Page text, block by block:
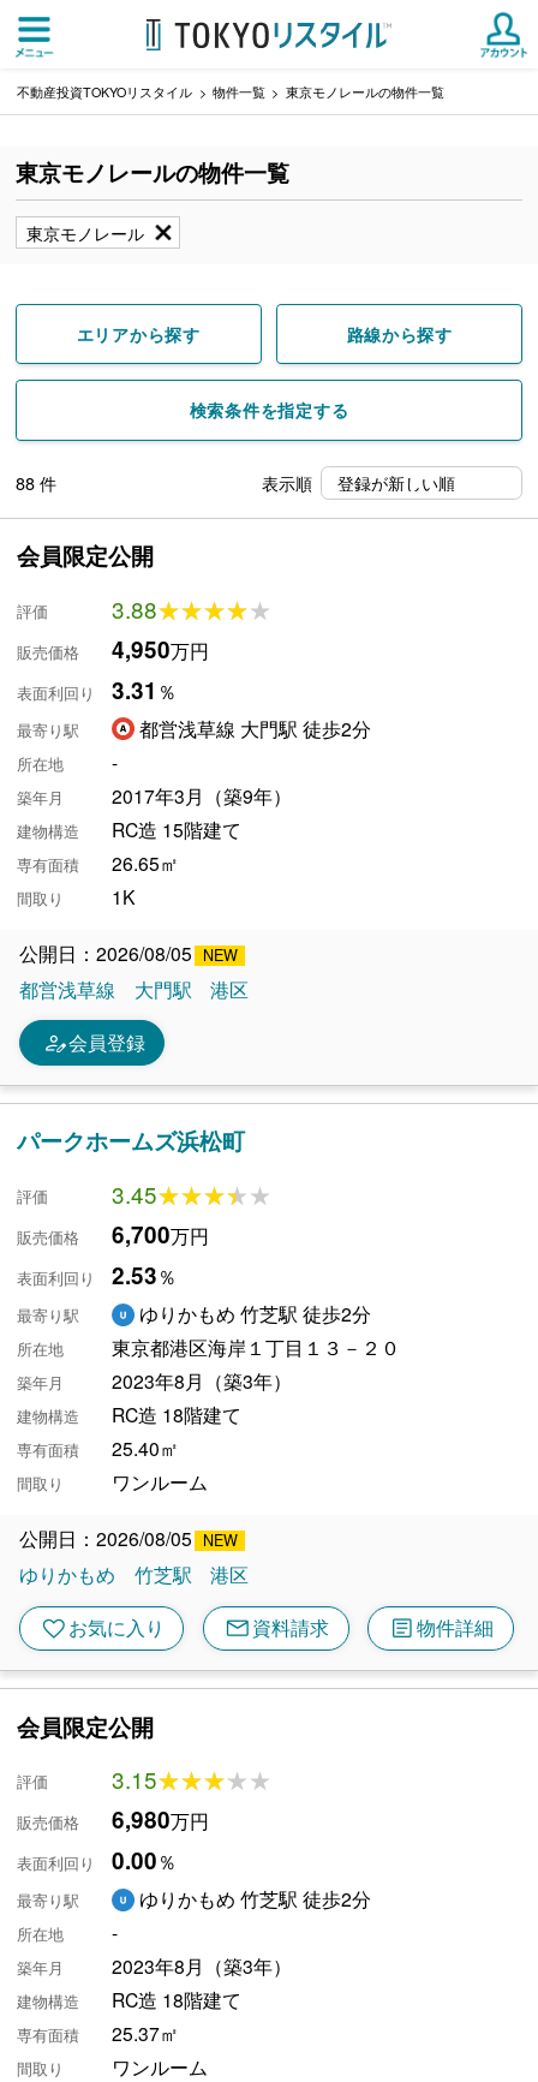
不動産投資TOKYOリスタイル 物件一覧 東京モノレールの物件一覧
東京モノレールの物件一覧
東京モノレール
エリアから探す 路線から探す
検索条件を指定する
88件 表示順
会員限定公開
評価 3.88★★★★★
★★★★★
販売価格 4,950万円
表面利回り 3.31 ％
最寄り駅 都営浅草線 大門駅 徒歩2分
所在地 -
築年月 2017年3月（築9年）
建物構造 RC造 15階建て
専有面積 26.65㎡
間取り 1K
公開日：2026/08/05
都営浅草線
大門駅 港区
person_edit会員登録
パークホームズ浜松町
評価 3.45★★★★★
★★★★★
販売価格 6,700万円
表面利回り 2.53％
最寄り駅 ゆりかもめ 竹芝駅 徒歩2分
所在地 東京都港区海岸１丁目１３－２０
築年月 2023年8月（築3年）
建物構造 RC造 18階建て
専有面積 25.40㎡
間取り ワンルーム
公開日：2026/08/05
ゆりかもめ
竹芝駅 港区
favoriteお気に入り mail資料請求 article物件詳細
会員限定公開
評価 3.15★★★★★
★★★★★
販売価格 6,980万円
表面利回り 0.00％
最寄り駅 ゆりかもめ 竹芝駅 徒歩2分
所在地 -
築年月 2023年8月（築3年）
建物構造 RC造 18階建て
専有面積 25.37㎡
間取り ワンルーム